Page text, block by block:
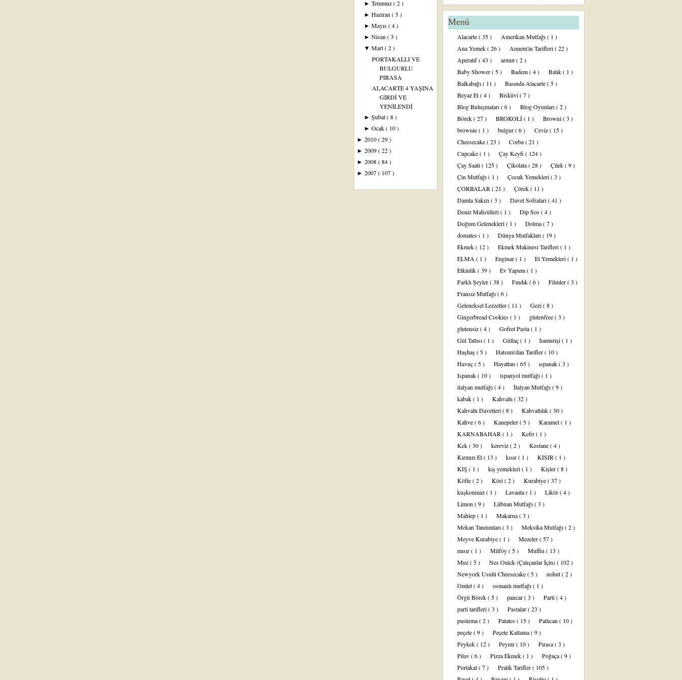
►Temmuz( 2 )
►Haziran( 5 )
►Mayıs( 4 )
►Nisan( 3 )
▼Mart( 2 )
PORTAKALLI VE
BULGURLU
PIRASA
ALACARTE 4 YAŞINA
GİRDİ VE
YENİLENDİ
►Şubat( 8 )
►Ocak( 10 )
► 2010( 29 )
► 2009( 22 )
► 2008( 84 )
► 2007( 107 )
Menü
Alacarte( 35 ) Amerikan Mutfağı( 1 )
Ana Yemek( 26 ) Annem'in Tarifleri( 22 )
Aperatif( 43 ) armut( 2 )
Baby Shower( 5 ) Badem( 4 ) Balık( 1 )
Balkabağı( 11 ) Basında Alacarte( 5 )
Beyaz Et( 4 ) Bisküvi( 7 )
Blog Buluşmaları( 6 ) Blog Oyunları( 2 )
Börek( 27 ) BROKOLİ( 1 ) Browni( 3 )
brownie( 1 ) bulgur( 6 ) Ceviz( 15 )
Cheesecake( 23 ) Corba( 21 )
Cupcake( 1 ) Çay Keyfi ( 124 )
Çay Saati( 125 ) Çikolata( 28 ) Çilek( 9 )
Çin Mutfağı( 1 ) Çocuk Yemekleri( 3 )
ÇORBALAR ( 21 ) Çörek( 11 )
Damla Sakızı( 3 ) Davet Sofraları( 41 )
Deniz Mahsülleri( 1 ) Dip Sos( 4 )
Doğum Gelenekleri( 1 ) Dolma( 7 )
domates( 1 ) Dünya Mutfakları( 19 )
Ekmek( 12 ) Ekmek Makinesi Tarifleri( 1 )
ELMA ( 1 ) Enginar( 1 ) Et Yemekleri( 1 )
Etkinlik( 39 ) Ev Yapımı( 1 )
Farklı Şeyler( 38 ) Fındık( 6 ) Filmler( 3 )
Fransız Mutfağı( 6 )
Geleneksel Lezzetler( 11 ) Gezi( 8 )
Gingerbread Cookies( 1 ) glutenfree( 3 )
glutensiz( 4 ) Gofret Pasta( 1 )
Gül Tatlısı( 1 ) Güllaç( 1 ) hamurişi( 1 )
Haşhaş( 5 ) Hatsum'dan Tarifler( 10 )
Havuç( 5 ) Hayattan ( 65 ) ıspanak( 3 )
Ispanak( 10 ) ispanyol mutfağı( 1 )
italyan mutfağı( 4 ) İtalyan Mutfağı( 9 )
kabak( 1 ) Kahvaltı( 32 )
Kahvaltı Davetleri( 8 ) Kahvaltılık( 30 )
Kahve( 6 ) Kanepeler( 5 ) Karamel( 1 )
KARNABAHAR ( 1 ) Kefir( 1 )
Kek( 30 ) kereviz( 2 ) Kestane( 4 )
Kırmızı Et( 13 ) kısır( 1 ) KISIR ( 1 )
KIŞ ( 1 ) kış yemekleri( 1 ) Kişler( 8 )
Köfte( 2 ) Köri( 2 ) Kurabiye( 37 )
kuşkonmaz( 1 ) Lavanta( 1 ) Likör( 4 )
Limon ( 9 ) Lübnan Mutfağı( 3 )
Mahlep( 1 ) Makarna( 3 )
Mekan Tanıtımları( 3 ) Meksika Mutfağı( 2 )
Meyve Kurabiye( 1 ) Mezeler( 57 )
mısır( 1 ) Milföy( 5 ) Muffin ( 13 )
Muz( 5 ) Nes Ouick (Çalışanlar İçin)( 102 )
Newyork Usulü Cheesecake( 5 ) nohut( 2 )
Omlet( 4 ) osmanlı mutfağı( 1 )
Örgü Börek( 5 ) pancar( 3 ) Parti( 4 )
parti tarifleri( 3 ) Pastalar( 23 )
pastırma( 2 ) Patates( 15 ) Patlıcan ( 10 )
peçete( 9 ) Peçete Katlama( 9 )
Peykek( 12 ) Peynir( 10 ) Pırasa( 3 )
Pilav( 6 ) Pizza Ekmek( 1 ) Poğaça( 9 )
Portakal( 7 ) Pratik Tarifler( 105 )